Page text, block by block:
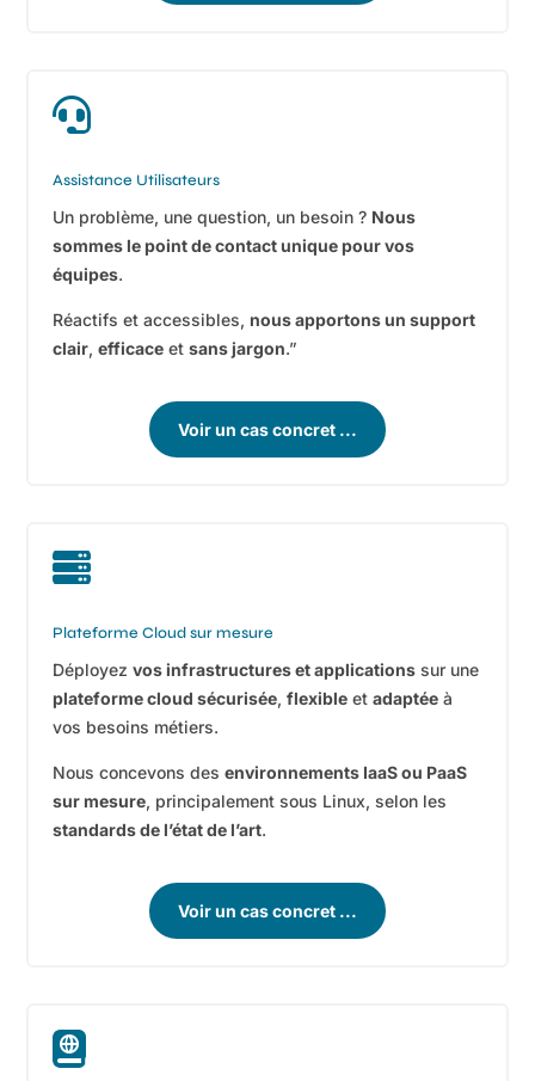

Assistance Utilisateurs
Un problème, une question, un besoin ? Nous
sommes le point de contact unique pour vos
équipes.
Réactifs et accessibles, nous apportons un support
clair,efficace etsans jargon.”
Voir un cas concret ...

Plateforme Cloud sur mesure
Déployezvos infrastructures et applications sur une
plateforme cloud sécurisée,flexible etadaptée à
vos besoins métiers.
Nous concevons desenvironnements IaaS ou PaaS
sur mesure, principalement sous Linux, selon les
standards de l’état de l’art.
Voir un cas concret ...
